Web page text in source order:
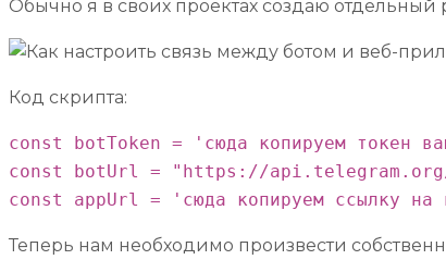
Обычно я в своих проектах создаю отдельный
Код скрипта:
const botToken = 'сюда копируем токен
const botUrl = "https://api.telegram.org/
const appUrl = 'сюда копируем ссылку на
Теперь нам необходимо произвести